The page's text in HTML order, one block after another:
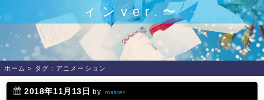
ィンver.〜
ホーム > タグ：アニメーション
2018年11月13日 by master